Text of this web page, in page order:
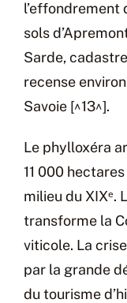
l’effondrement
sols
Sarde,
recense
Savoie [^13^].
Le phylloxéra
11 000
milieu du
transforme la
viticole. La
par la grande
du tourisme